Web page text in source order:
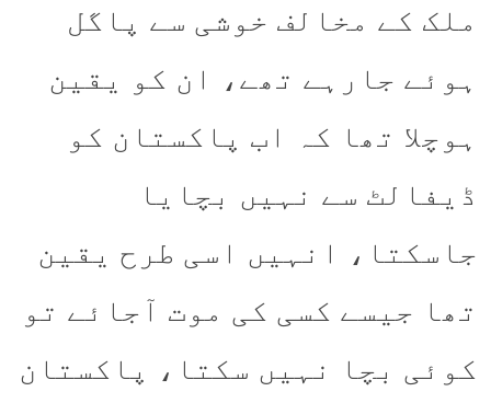
ملک کے مخالف خوشی سے پاگل
ہوئے جارہے تھے، ان کو یقین
ہوچلا تھا کہ اب پاکستان کو
ڈیفالٹ سے نہیں بچایا
جاسکتا، انہیں اسی طرح یقین
تھا جیسے کسی کی موت آجائے تو
کوئی بچا نہیں سکتا، پاکستان